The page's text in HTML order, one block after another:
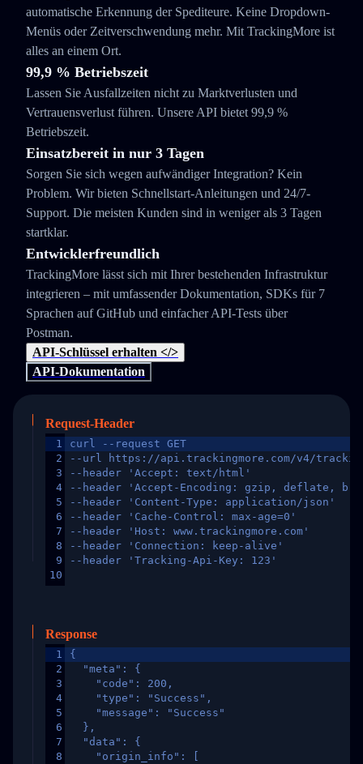
automatische Erkennung der Spediteure. Keine Dropdown-
Menüs oder Zeitverschwendung mehr. Mit TrackingMore ist
alles an einem Ort.
99,9 % Betriebszeit
Lassen Sie Ausfallzeiten nicht zu Marktverlusten und
Vertrauensverlust führen. Unsere API bietet 99,9 %
Betriebszeit.
Einsatzbereit in nur 3 Tagen
Sorgen Sie sich wegen aufwändiger Integration? Kein
Problem. Wir bieten Schnellstart-Anleitungen und 24/7-
Support. Die meisten Kunden sind in weniger als 3 Tagen
startklar.
Entwicklerfreundlich
TrackingMore lässt sich mit Ihrer bestehenden Infrastruktur
integrieren – mit umfassender Dokumentation, SDKs für 7
Sprachen auf GitHub und einfacher API-Tests über
Postman.
API-Schlüssel erhalten </>
API-Dokumentation
Request-Header
1
2
3
4
5
6
7
8
9
10
curl --request GET
--url https://api.trackingmore.com/v4/trackings/
--header 'Accept: text/html'
--header 'Accept-Encoding: gzip, deflate,
--header 'Content-Type: application/json'
--header 'Cache-Control: max-age=0'
--header 'Host: www.trackingmore.com'
--header 'Connection: keep-alive'
--header 'Tracking-Api-Key: 123'
Response
1
2
3
4
5
6
7
8
{
  "meta": {
    "code": 200,
    "type": "Success",
    "message": "Success"
  },
  "data": {
    "origin_info": [